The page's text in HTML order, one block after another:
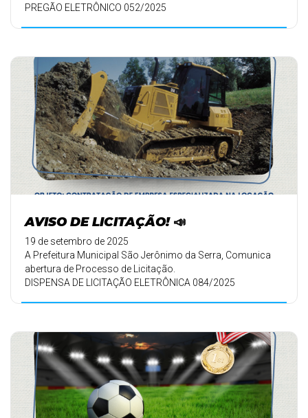
PREGÃO ELETRÔNICO 052/2025
AVISO DE LICITAÇÃO! 📣
19 de setembro de 2025
A Prefeitura Municipal São Jerônimo da Serra, Comunica
abertura de Processo de Licitação.
DISPENSA DE LICITAÇÃO ELETRÔNICA 084/2025